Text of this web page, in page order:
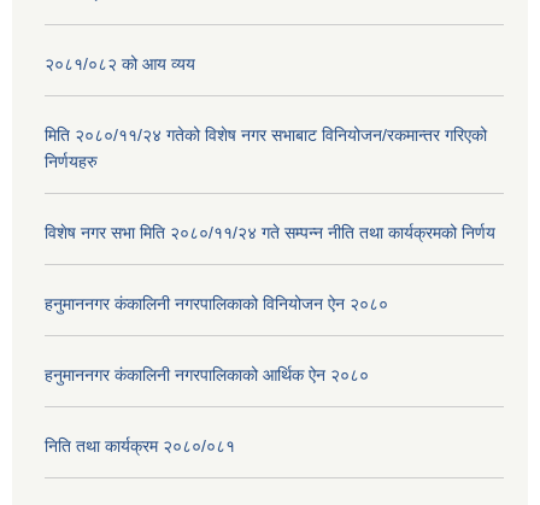
२०८१/०८२ को आय व्यय
मिति २०८०/११/२४ गतेको विशेष नगर सभाबाट विनियोजन/रकमान्तर गरिएको
निर्णयहरु
विशेष नगर सभा मिति २०८०/११/२४ गते सम्पन्न नीति तथा कार्यक्रमको निर्णय
हनुमाननगर कंकालिनी नगरपालिकाको विनियोजन ऐन २०८०
हनुमाननगर कंकालिनी नगरपालिकाको आर्थिक ऐन २०८०
निति तथा कार्यक्रम २०८०/०८१